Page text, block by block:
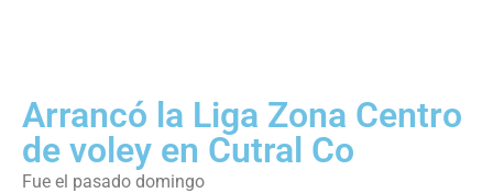
Arrancó la Liga Zona Centro
de voley en Cutral Co
Fue el pasado domingo